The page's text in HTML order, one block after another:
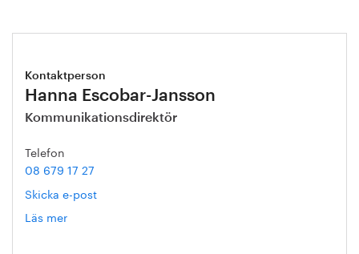
Kontaktperson
Hanna Escobar-Jansson
Kommunikationsdirektör
Telefon
08 679 17 27
Skicka e-post
Läs mer